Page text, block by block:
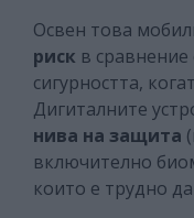
Освен това
риск в
сигурността,
Дигиталните
нива на защита
включително
които е трудно